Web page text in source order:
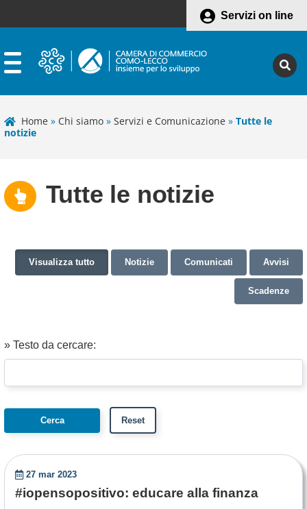
Servizi on line
Home » Chi siamo » Servizi e Comunicazione » Tutte le
notizie
Tutte le notizie
Visualizza tutto Notizie Comunicati Avvisi
Scadenze
» Testo da cercare:
27 mar 2023
#iopensopositivo: educare alla finanza